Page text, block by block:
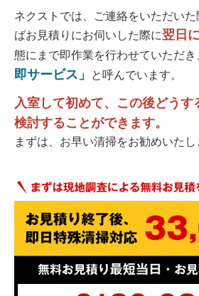
ネクストでは、ご連絡をいただい
ばお見積りにお伺いした際に翌日
態にまで即作業を行わせていただき
即サービス」
と呼んでいます。
入室して初めて、この後どうす
検討することができます。
まずは、お早い清掃をお勧めいたし